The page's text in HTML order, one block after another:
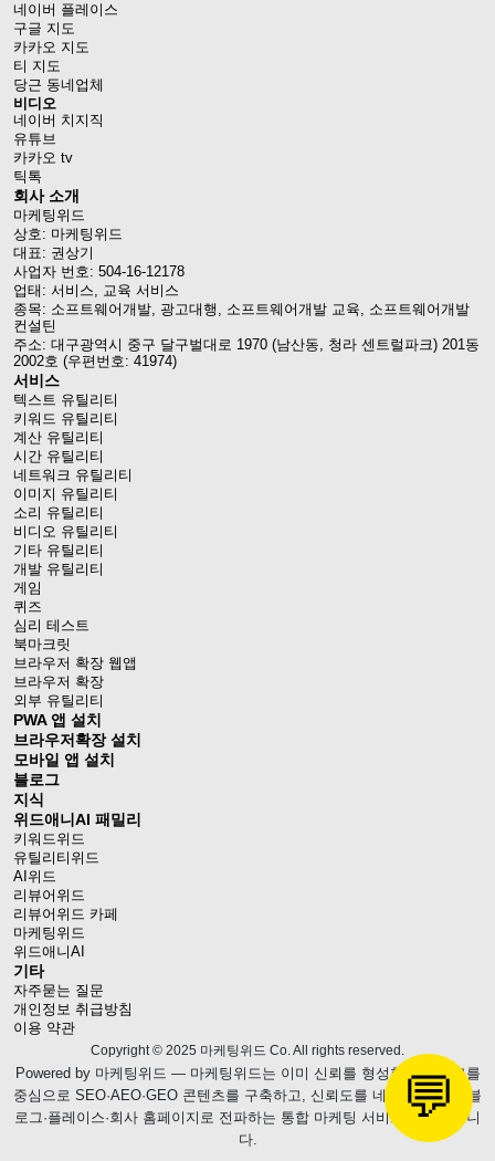
💬
네이버 플레이스
구글 지도
카카오 지도
티 지도
당근 동네업체
비디오
네이버 치지직
유튜브
카카오 tv
틱톡
회사 소개
마케팅위드
상호: 마케팅위드
대표: 권상기
사업자 번호: 504-16-12178
업태: 서비스, 교육 서비스
종목: 소프트웨어개발, 광고대행, 소프트웨어개발 교육, 소프트웨어개발
컨설틴
주소: 대구광역시 중구 달구벌대로 1970 (남산동, 청라 센트럴파크) 201동
2002호 (우편번호: 41974)
서비스
텍스트 유틸리티
키워드 유틸리티
계산 유틸리티
시간 유틸리티
네트워크 유틸리티
이미지 유틸리티
소리 유틸리티
비디오 유틸리티
기타 유틸리티
개발 유틸리티
게임
퀴즈
심리 테스트
북마크릿
브라우저 확장 웹앱
브라우저 확장
외부 유틸리티
PWA 앱 설치
브라우저확장 설치
모바일 앱 설치
블로그
지식
위드애니AI 패밀리
키워드위드
유틸리티위드
AI위드
리뷰어위드
리뷰어위드 카페
마케팅위드
위드애니AI
기타
자주묻는 질문
개인정보 취급방침
이용 약관
Copyright © 2025 마케팅위드 Co. All rights reserved.
Powered by 마케팅위드 — 마케팅위드는 이미 신뢰를 형성한 웹블로그를
중심으로 SEO·AEO·GEO 콘텐츠를 구축하고, 신뢰도를 네이버 브랜드 블
로그·플레이스·회사 홈페이지로 전파하는 통합 마케팅 서비스를 제공합니
다.